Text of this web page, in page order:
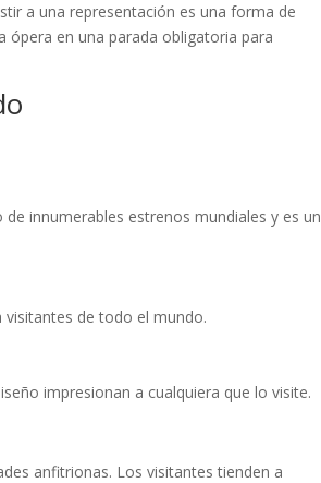
a una representación es una forma de
ópera en una parada obligatoria para
innumerables estrenos mundiales y es un
de todo el mundo.
impresionan a cualquiera que lo visite.
anfitrionas. Los visitantes tienden a